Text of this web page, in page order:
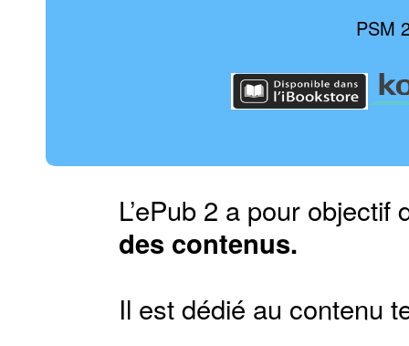
PSM
L’ePub 2 a pour
des contenus.
Il est dédié au contenu